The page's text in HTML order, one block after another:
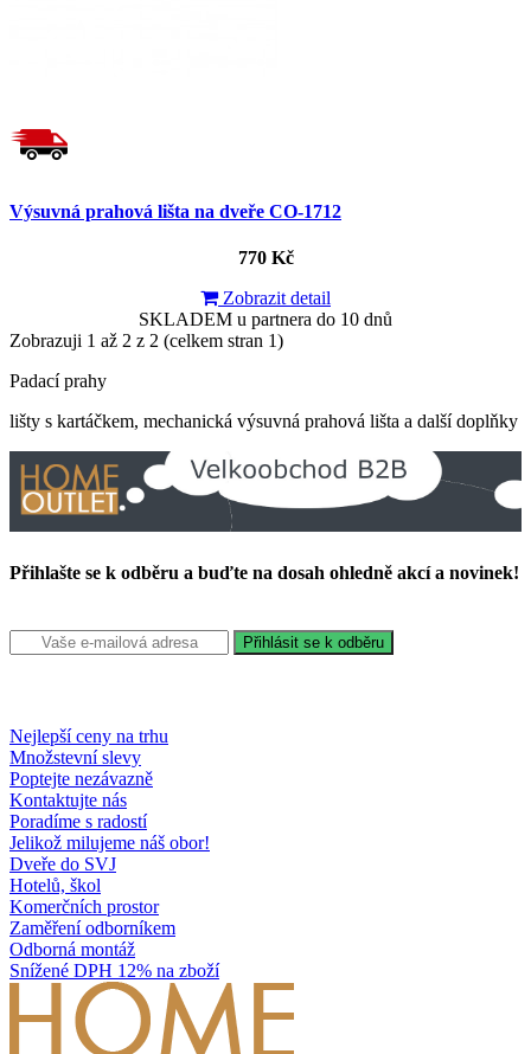
Výsuvná prahová lišta na dveře CO-1712
770 Kč
Zobrazit detail
SKLADEM u partnera do 10 dnů
Zobrazuji 1 až 2 z 2 (celkem stran 1)
Padací prahy
lišty s kartáčkem, mechanická výsuvná prahová lišta a další doplňky
Přihlašte se k odběru a buďte na dosah ohledně akcí a novinek!
Nejlepší ceny na trhu
Množstevní slevy
Poptejte nezávazně
Kontaktujte nás
Poradíme s radostí
Jelikož milujeme náš obor!
Dveře do SVJ
Hotelů, škol
Komerčních prostor
Zaměření odborníkem
Odborná montáž
Snížené DPH 12% na zboží